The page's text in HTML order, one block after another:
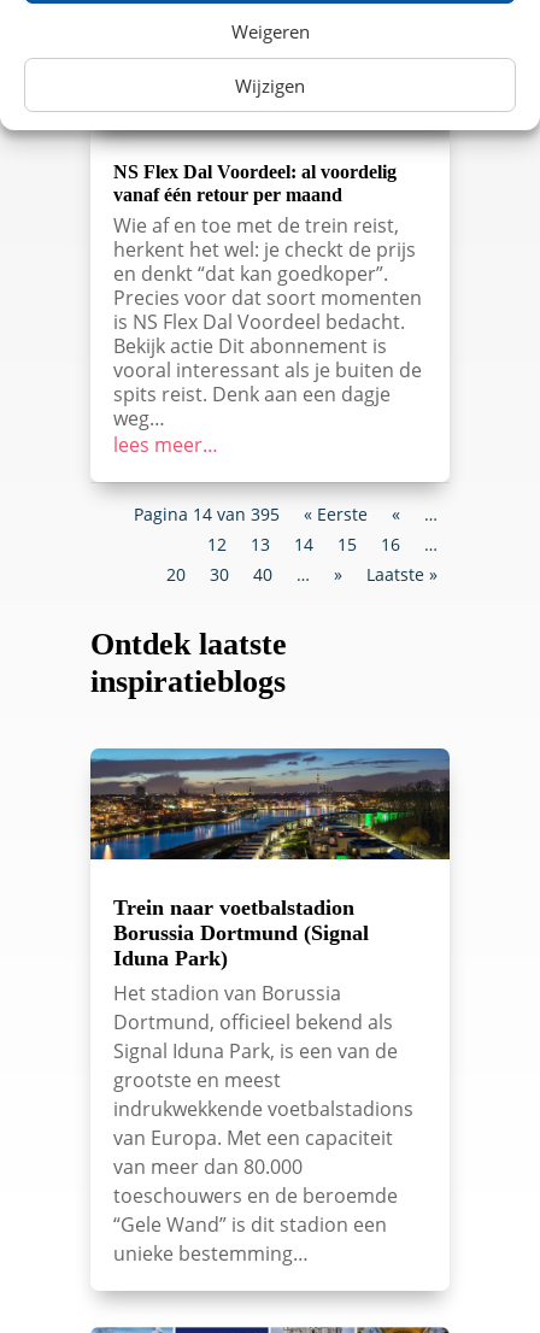
Weigeren
Wijzigen
NS Flex Dal Voordeel: al voordelig
vanaf één retour per maand
Wie af en toe met de trein reist,
herkent het wel: je checkt de prijs
en denkt “dat kan goedkoper”.
Precies voor dat soort momenten
is NS Flex Dal Voordeel bedacht.
Bekijk actie Dit abonnement is
vooral interessant als je buiten de
spits reist. Denk aan een dagje
weg…
lees meer…
Pagina 14 van 395 « Eerste «
…
12
13 14 15 16
…
20
30 40 … » Laatste »
Ontdek laatste
inspiratieblogs
Trein naar voetbalstadion
Borussia Dortmund (Signal
Iduna Park)
Het stadion van Borussia
Dortmund, officieel bekend als
Signal Iduna Park, is een van de
grootste en meest
indrukwekkende voetbalstadions
van Europa. Met een capaciteit
van meer dan 80.000
toeschouwers en de beroemde
“Gele Wand” is dit stadion een
unieke bestemming…